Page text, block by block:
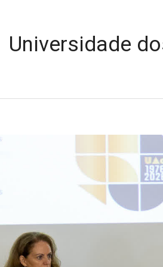
Universidade